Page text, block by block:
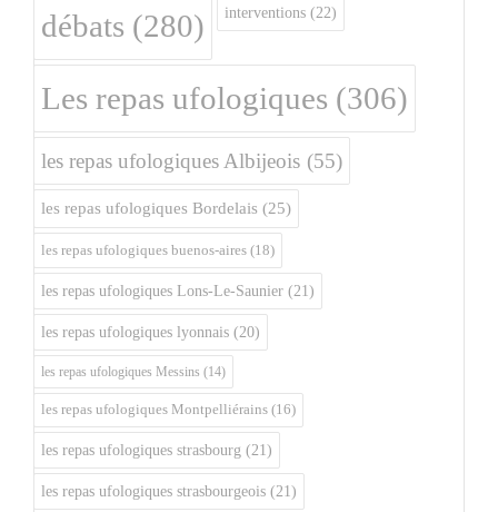
débats (280) interventions (22)
Les repas ufologiques (306)
les repas ufologiques Albijeois (55)
les repas ufologiques Bordelais (25)
les repas ufologiques buenos-aires (18)
les repas ufologiques Lons-Le-Saunier (21)
les repas ufologiques lyonnais (20)
les repas ufologiques Messins (14)
les repas ufologiques Montpelliérains (16)
les repas ufologiques strasbourg (21)
les repas ufologiques strasbourgeois (21)